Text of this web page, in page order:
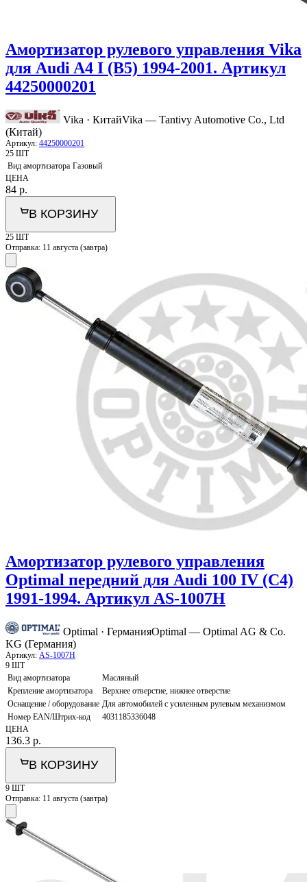
Амортизатор рулевого управления Vika
для Audi A4 I (B5) 1994-2001. Артикул
44250000201
Vika · КитайVika — Tantivy Automotive Co., Ltd
(Китай)
Артикул: 44250000201
25 ШТ
Вид амортизатора Газовый
ЦЕНА
84 р.
В КОРЗИНУ
25 ШТ
Отправка: 11 августа (завтра)
Амортизатор рулевого управления
Optimal передний для Audi 100 IV (C4)
1991-1994. Артикул AS-1007H
Optimal · ГерманияOptimal — Optimal AG & Co.
KG (Германия)
Артикул: AS-1007H
9 ШТ
Вид амортизатора
Масляный
Крепление амортизатора
Верхнее отверстие, нижнее отверстие
Оснащение / оборудование Для автомобилей с усиленным рулевым механизмом
Номер EAN/Штрих-код
4031185336048
ЦЕНА
136.3 р.
В КОРЗИНУ
9 ШТ
Отправка: 11 августа (завтра)